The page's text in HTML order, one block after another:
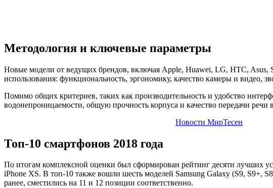
Методология и ключевые параметры
Новые модели от ведущих брендов, включая Apple, Huawei, LG, HTC, Asus,
использования: функциональность, эргономику, качество камеры и видео,
Помимо общих критериев, таких как производительность и удобство
водонепроницаемости, общую прочность корпуса и качество передачи
Новости МирТесен
Топ-10 смартфонов 2018 года
По итогам комплексной оценки был сформирован рейтинг десяти лучших
iPhone XS. В топ-10 также вошли шесть моделей Samsung Galaxy (S9, S9+,
ранее, сместились на 11 и 12 позиции соответственно.